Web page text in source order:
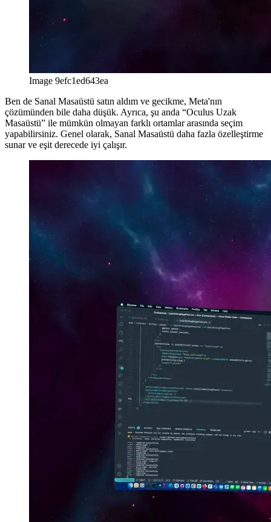
Image 9efc1ed643ea
Ben de Sanal Masaüstü satın aldım ve gecikme, Meta'nın
çözümünden bile daha düşük. Ayrıca, şu anda “Oculus Uzak
Masaüstü” ile mümkün olmayan farklı ortamlar arasında seçim
yapabilirsiniz. Genel olarak, Sanal Masaüstü daha fazla özelleştirme